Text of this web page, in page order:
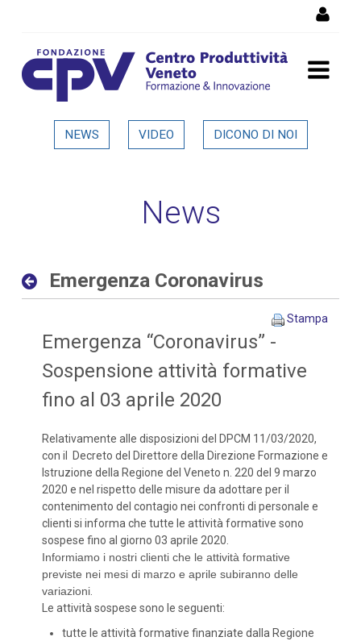
Emergenza Coronavirus -
NEWS VIDEO DICONO DI NOI
News
Emergenza Coronavirus
Stampa
Emergenza “Coronavirus” -
Sospensione attività formative
fino al 03 aprile 2020
Relativamente alle disposizioni del DPCM 11/03/2020,
con il Decreto del Direttore della Direzione Formazione e
Istruzione della Regione del Veneto n. 220 del 9 marzo
2020 e nel rispetto delle misure da adottare per il
contenimento del contagio nei confronti di personale e
clienti si informa che tutte le attività formative sono
sospese fino al giorno 03 aprile 2020.
Informiamo i nostri clienti che le attività formative
previste nei mesi di marzo e aprile subiranno delle
variazioni.
Le attività sospese sono le seguenti:
tutte le attività formative finanziate dalla Regione